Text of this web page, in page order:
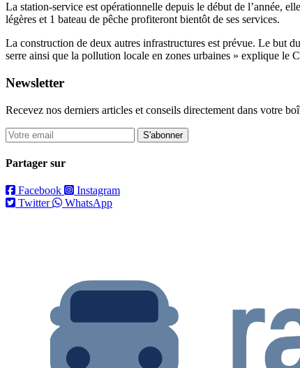
La station-service est opérationnelle depuis le début de l’année,
légères et 1 bateau de pêche profiteront bientôt de ses services.
La construction de deux autres infrastructures est prévue. Le but
serre ainsi que la pollution locale en zones urbaines » explique le
Newsletter
Recevez nos derniers articles et conseils directement dans votre
S'abonner
Partager sur
Facebook
Instagram
Twitter
WhatsApp